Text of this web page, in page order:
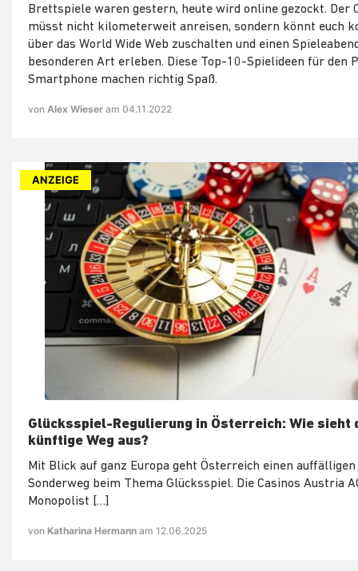
Brettspiele waren gestern, heute wird online gezockt. Der
müsst nicht kilometerweit anreisen, sondern könnt euch
über das World Wide Web zuschalten und einen
besonderen Art erleben. Diese Top-10-Spielideen für den
Smartphone machen richtig Spaß.
von Alex Wieser am 04.11.2022
ANZEIGE
Glücksspiel-Regulierung in Österreich: Wie sieht
künftige Weg aus?
Mit Blick auf ganz Europa geht Österreich einen auffälligen
Sonderweg beim Thema Glücksspiel. Die Casinos Austria
Monopolist […]
von Katharina Hermann am 12.06.2025